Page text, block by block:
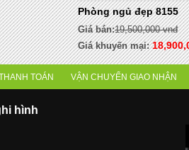
Phòng ngủ đẹp 8155
Giá bán:19,500,000 vnđ
Giá khuyến mại:
TOÁN VẬN CHUYỂN GIAO NHẬN
hình